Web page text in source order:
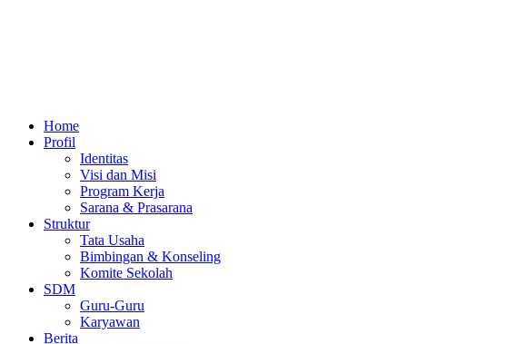
Home
Profil
Identitas
Visi dan Misi
Program Kerja
Sarana & Prasarana
Struktur
Tata Usaha
Bimbingan & Konseling
Komite Sekolah
SDM
Guru-Guru
Karyawan
Berita